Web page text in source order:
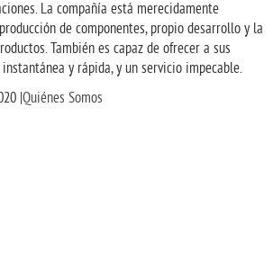
La compañía está merecidamente
de componentes, propio desarrollo y la
También es capaz de ofrecer a sus
y rápida, y un servicio impecable.
| Quiénes Somos